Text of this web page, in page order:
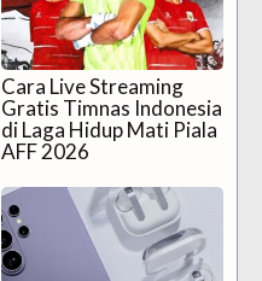
Cara Live Streaming
Gratis Timnas Indonesia
di Laga Hidup Mati Piala
AFF 2026